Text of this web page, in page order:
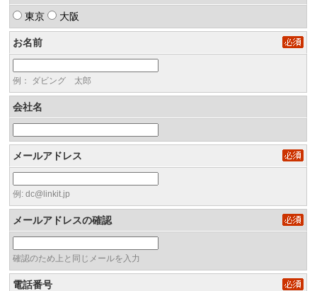
東京 大阪
お名前
例： ダビング 太郎
会社名
メールアドレス
例: dc@linkit.jp
メールアドレスの確認
確認のため上と同じメールを入力
電話番号